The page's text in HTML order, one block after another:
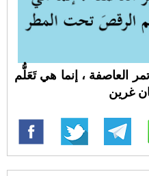
العاصفة ، إنما هي تَعَلُّم
غرين